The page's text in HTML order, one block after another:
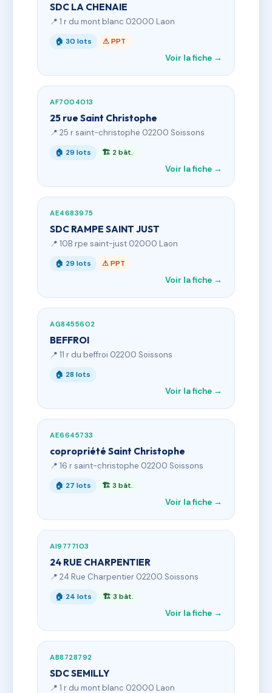
SDC LA CHENAIE
📍 1 r du mont blanc 02000 Laon
🏠 30 lots ⚠ PPT
Voir la fiche →
AF7004013
25 rue Saint Christophe
📍 25 r saint-christophe 02200 Soissons
🏠 29 lots 🏗 2 bât.
Voir la fiche →
AE4683975
SDC RAMPE SAINT JUST
📍 10B rpe saint-just 02000 Laon
🏠 29 lots ⚠ PPT
Voir la fiche →
AG8455602
BEFFROI
📍 11 r du beffroi 02200 Soissons
🏠 28 lots
Voir la fiche →
AE6645733
copropriété Saint Christophe
📍 16 r saint-christophe 02200 Soissons
🏠 27 lots 🏗 3 bât.
Voir la fiche →
AI9777103
24 RUE CHARPENTIER
📍 24 Rue Charpentier 02200 Soissons
🏠 24 lots 🏗 3 bât.
Voir la fiche →
AB8728792
SDC SEMILLY
📍 1 r du mont blanc 02000 Laon